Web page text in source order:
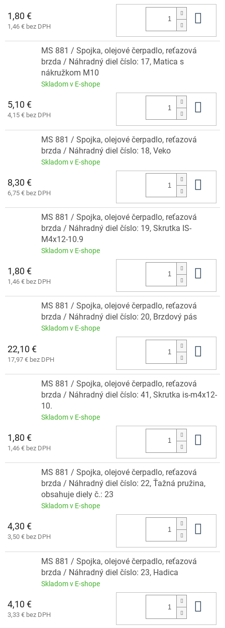
1,80 €
1,46 € bez DPH
MS 881 / Spojka, olejové čerpadlo, reťazová
brzda / Náhradný diel číslo: 17, Matica s
nákružkom M10
Skladom v E-shope
5,10 €
4,15 € bez DPH
MS 881 / Spojka, olejové čerpadlo, reťazová
brzda / Náhradný diel číslo: 18, Veko
Skladom v E-shope
8,30 €
6,75 € bez DPH
MS 881 / Spojka, olejové čerpadlo, reťazová
brzda / Náhradný diel číslo: 19, Skrutka IS-
M4x12-10.9
Skladom v E-shope
1,80 €
1,46 € bez DPH
MS 881 / Spojka, olejové čerpadlo, reťazová
brzda / Náhradný diel číslo: 20, Brzdový pás
Skladom v E-shope
22,10 €
17,97 € bez DPH
MS 881 / Spojka, olejové čerpadlo, reťazová
brzda / Náhradný diel číslo: 41, Skrutka is-m4x12-
10.
Skladom v E-shope
1,80 €
1,46 € bez DPH
MS 881 / Spojka, olejové čerpadlo, reťazová
brzda / Náhradný diel číslo: 22, Ťažná pružina,
obsahuje diely č.: 23
Skladom v E-shope
4,30 €
3,50 € bez DPH
MS 881 / Spojka, olejové čerpadlo, reťazová
brzda / Náhradný diel číslo: 23, Hadica
Skladom v E-shope
4,10 €
3,33 € bez DPH